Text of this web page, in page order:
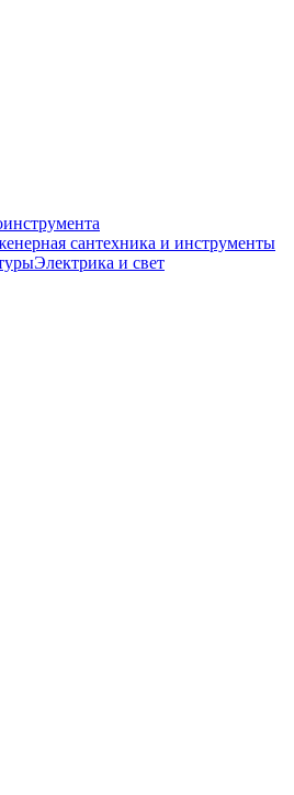
сантехника и инструменты
Электрика и свет